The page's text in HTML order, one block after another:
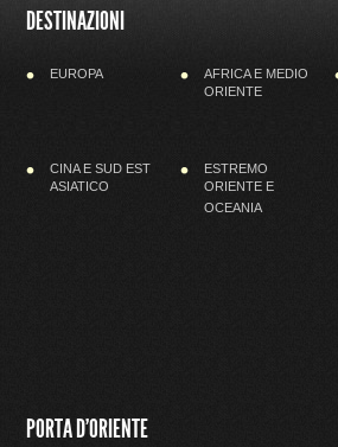
DESTINAZIONI
EUROPA AFRICA E MEDIO
ORIENTE
CINA E SUD EST
ASIATICO
ESTREMO
ORIENTE E
OCEANIA
PORTA D'ORIENTE